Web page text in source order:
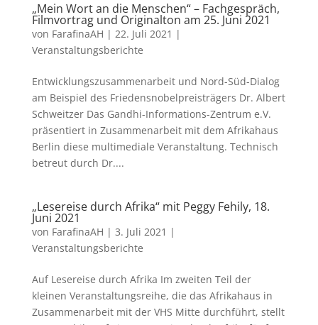
„Mein Wort an die Menschen“ – Fachgespräch,
Filmvortrag und Originalton am 25. Juni 2021
von FarafinaAH | 22. Juli 2021 |
Veranstaltungsberichte
Entwicklungszusammenarbeit und Nord-Süd-Dialog
am Beispiel des Friedensnobelpreisträgers Dr. Albert
Schweitzer Das Gandhi-Informations-Zentrum e.V.
präsentiert in Zusammenarbeit mit dem Afrikahaus
Berlin diese multimediale Veranstaltung. Technisch
betreut durch Dr....
„Lesereise durch Afrika“ mit Peggy Fehily, 18.
Juni 2021
von FarafinaAH | 3. Juli 2021 |
Veranstaltungsberichte
Auf Lesereise durch Afrika Im zweiten Teil der
kleinen Veranstaltungsreihe, die das Afrikahaus in
Zusammenarbeit mit der VHS Mitte durchführt, stellt